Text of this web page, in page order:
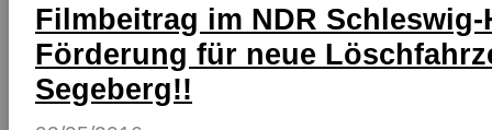
Filmbeitrag im NDR
Förderung für neue
Segeberg!!